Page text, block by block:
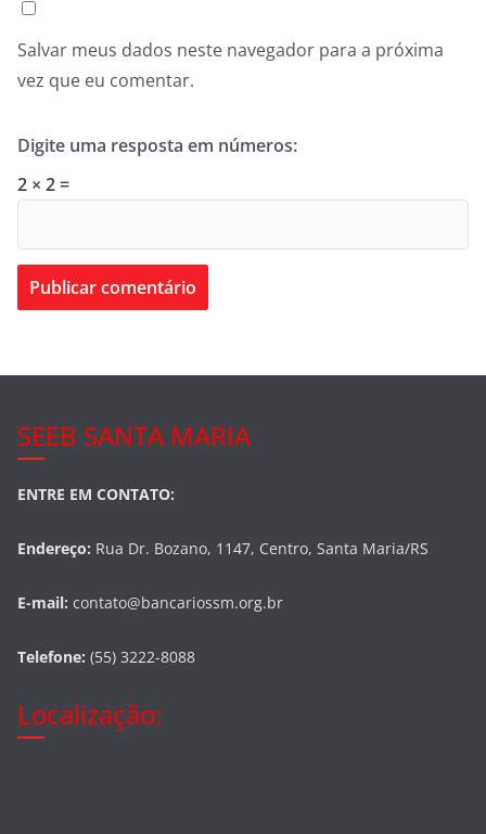
Salvar meus dados neste navegador para a próxima
vez que eu comentar.
Digite uma resposta em números:
2 × 2 =
SEEB SANTA MARIA
ENTRE EM CONTATO:
Endereço: Rua Dr. Bozano, 1147, Centro, Santa Maria/RS
E-mail: contato@bancariossm.org.br
Telefone: (55) 3222-8088
Localização: